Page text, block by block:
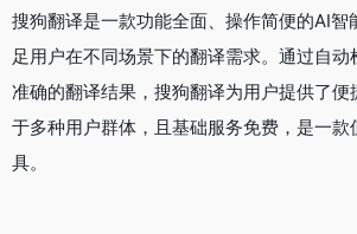
搜狗翻译是一款功能全面、操作简便的AI智
足用户在不同场景下的翻译需求。通过自
准确的翻译结果，搜狗翻译为用户提供了便
于多种用户群体，且基础服务免费，是一款
具。